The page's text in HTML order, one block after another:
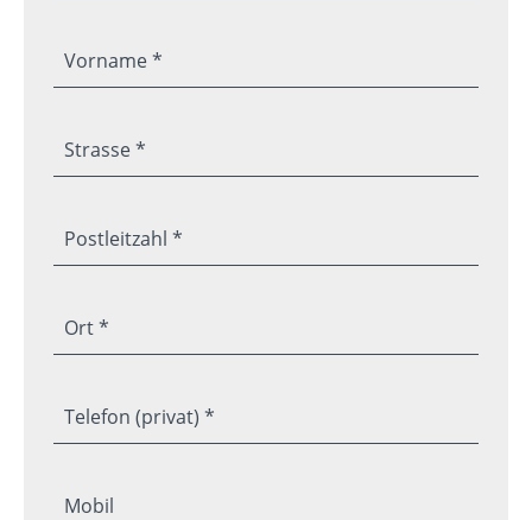
Vorname *
Strasse *
Postleitzahl *
Ort *
Telefon (privat) *
Mobil